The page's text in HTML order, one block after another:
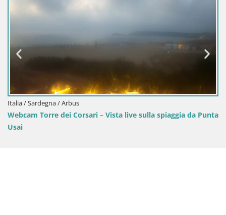
Italia / Sardegna / Arbus
Webcam Torre dei Corsari – Vista live sulla spiaggia da Punta
Usai